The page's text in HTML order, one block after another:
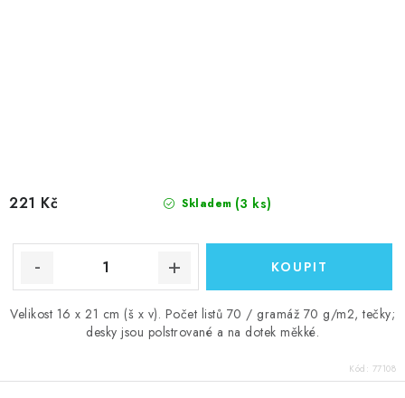
Skladem (3 ks)
221 Kč
Velikost 16 x 21 cm (š x v). Počet listů 70 / gramáž 70 g/m2, tečky;
desky jsou polstrované a na dotek měkké.
Kód: 77108